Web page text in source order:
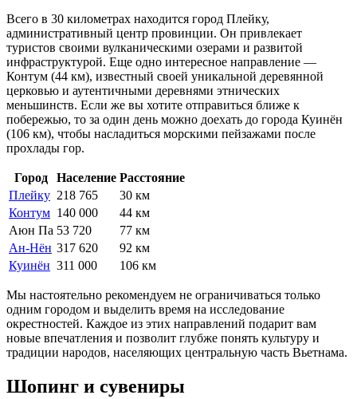
Всего в 30 километрах находится город Плейку,
административный центр провинции. Он привлекает
туристов своими вулканическими озерами и развитой
инфраструктурой. Еще одно интересное направление —
Контум (44 км), известный своей уникальной деревянной
церковью и аутентичными деревнями этнических
меньшинств. Если же вы хотите отправиться ближе к
побережью, то за один день можно доехать до города Куинён
(106 км), чтобы насладиться морскими пейзажами после
прохлады гор.
Город Население Расстояние
Плейку 218 765
30 км
Контум 140 000
44 км
Аюн Па 53 720
77 км
Ан-Нён 317 620
92 км
Куинён 311 000 106 км
Мы настоятельно рекомендуем не ограничиваться только
одним городом и выделить время на исследование
окрестностей. Каждое из этих направлений подарит вам
новые впечатления и позволит глубже понять культуру и
традиции народов, населяющих центральную часть Вьетнама.
Шопинг и сувениры